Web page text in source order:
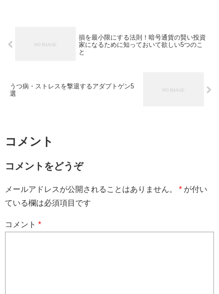
損を最小限にする法則！暗号通貨の賢い投資
家になるために知っておいて欲しい5つのこ
と
うつ病・ストレスを撃退するアダプトゲン5
選
コメント
コメントをどうぞ
メールアドレスが公開されることはありません。 * が付い
ている欄は必須項目です
コメント *